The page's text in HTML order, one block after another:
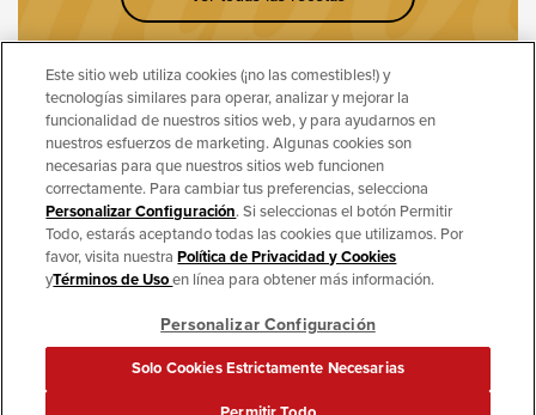
SÍGUENOS
Configuración de Cookies [No Vender ni Compartir Mi Información Personal]
Este sitio web utiliza cookies (¡no las comestibles!) y
tecnologías similares para operar, analizar y mejorar la
funcionalidad de nuestros sitios web, y para ayudarnos en
nuestros esfuerzos de marketing. Algunas cookies son
necesarias para que nuestros sitios web funcionen
correctamente. Para cambiar tus preferencias, selecciona
Personalizar Configuración. Si seleccionas el botón Permitir
Todo, estarás aceptando todas las cookies que utilizamos. Por
favor, visita nuestraPolítica de Privacidad y Cookies
yTérminos de Usoen línea para obtener más información.
Personalizar Configuración
Solo Cookies Estrictamente Necesarias